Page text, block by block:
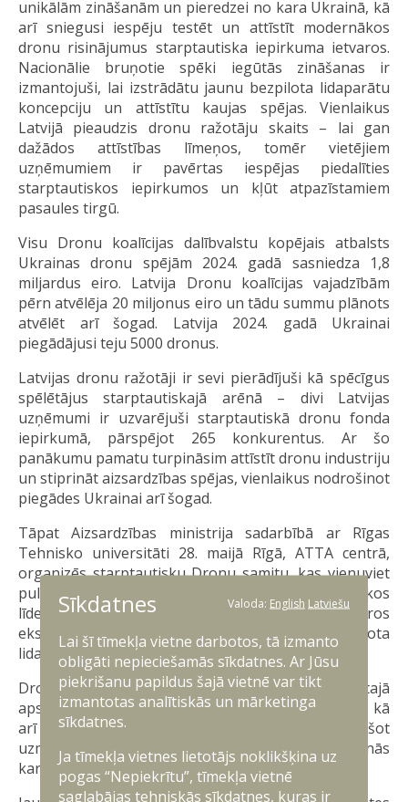
unikālām zināšanām un pieredzei no kara Ukrainā, kā
arī sniegusi iespēju testēt un attīstīt modernākos
dronu risinājumus starptautiska iepirkuma ietvaros.
Nacionālie bruņotie spēki iegūtās zināšanas ir
izmantojuši, lai izstrādātu jaunu bezpilota lidaparātu
koncepciju un attīstītu kaujas spējas. Vienlaikus
Latvijā pieaudzis dronu ražotāju skaits – lai gan
dažādos attīstības līmeņos, tomēr vietējiem
uzņēmumiem ir pavērtas iespējas piedalīties
starptautiskos iepirkumos un kļūt atpazīstamiem
pasaules tirgū.
Visu Dronu koalīcijas dalībvalstu kopējais atbalsts
Ukrainas dronu spējām 2024. gadā sasniedza 1,8
miljardus eiro. Latvija Dronu koalīcijas vajadzībām
pērn atvēlēja 20 miljonus eiro un tādu summu plānots
atvēlēt arī šogad. Latvija 2024. gadā Ukrainai
piegādājusi teju 5000 dronus.
Latvijas dronu ražotāji ir sevi pierādījuši kā spēcīgus
spēlētājus starptautiskajā arēnā – divi Latvijas
uzņēmumi ir uzvarējuši starptautiskā dronu fonda
iepirkumā, pārspējot 265 konkurentus. Ar šo
panākumu pamatu turpināsim attīstīt dronu industriju
un stiprināt aizsardzības spējas, vienlaikus nodrošinot
piegādes Ukrainai arī šogad.
Tāpat Aizsardzības ministrija sadarbībā ar Rīgas
Tehnisko universitāti 28. maijā Rīgā, ATTA centrā,
organizēs starptautisku Dronu samitu, kas vienuviet
pulcēs ievērojamus lektorus un viesus, politiskos
līderus no Dronu koalīcijas dalībvalstīm, militāros
ekspertus, zinātniekus, uzņēmējus un bezpilota
lidaparātu industrijas līderus.
Dronu samits būs vienas dienas pasākums un tajā
apspriedīs koalīcijas sasniegumu, gūtās mācības, kā
arī diskutēs par nākotnes mērķiem, pievēršot
uzmanību globālās drošības un modernās
karadarbības izaicinājumiem.
Sīkdatnes Valoda: English Latviešu
Lai šī tīmekļa vietne darbotos, tā izmanto
obligāti nepieciešamās sīkdatnes. Ar Jūsu
piekrišanu papildus šajā vietnē var tikt
izmantotas analītiskās un mārketinga
sīkdatnes.
Ja tīmekļa vietnes lietotājs noklikšķina uz
pogas “Nepiekrītu”, tīmekļa vietnē
saglabājas tehniskās sīkdatnes, kuras ir